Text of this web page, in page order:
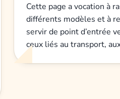
Cette page a vocation à
différents modèles et à
servir de point d’entrée
ceux liés au transport,